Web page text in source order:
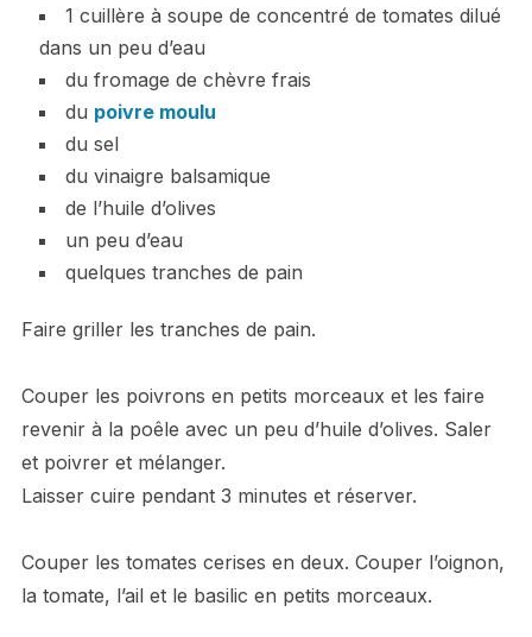
1 cuillère à soupe de concentré de tomates dilué
dans un peu d’eau
du fromage de chèvre frais
du poivre moulu
du sel
du vinaigre balsamique
de l’huile d’olives
un peu d’eau
quelques tranches de pain
Faire griller les tranches de pain.
Couper les poivrons en petits morceaux et les faire
revenir à la poêle avec un peu d’huile d’olives. Saler
et poivrer et mélanger.
Laisser cuire pendant 3 minutes et réserver.
Couper les tomates cerises en deux. Couper l’oignon,
la tomate, l’ail et le basilic en petits morceaux.